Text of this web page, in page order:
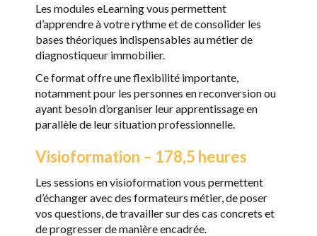
Les modules eLearning vous permettent
d’apprendre à votre rythme et de consolider les
bases théoriques indispensables au métier de
diagnostiqueur immobilier.
Ce format offre une flexibilité importante,
notamment pour les personnes en reconversion ou
ayant besoin d’organiser leur apprentissage en
parallèle de leur situation professionnelle.
Visioformation – 178,5 heures
Les sessions en visioformation vous permettent
d’échanger avec des formateurs métier, de poser
vos questions, de travailler sur des cas concrets et
de progresser de manière encadrée.